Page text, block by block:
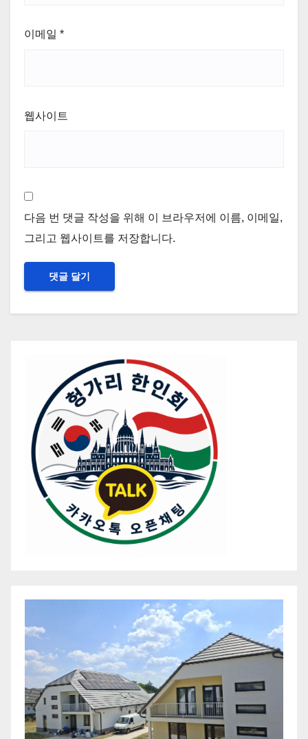
이메일 *
웹사이트
다음 번 댓글 작성을 위해 이 브라우저에 이름, 이메일,
그리고 웹사이트를 저장합니다.